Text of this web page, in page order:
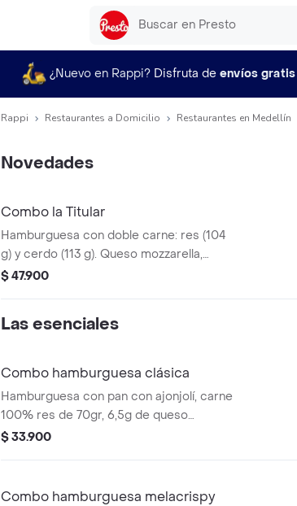
¿Nuevo en Rappi? Disfruta de envíos
Rappi Restaurantes a Domicilio Restaurantes en Medellín
Novedades
Combo la Titular
Hamburguesa con doble carne: res (104
g) y cerdo (113 g). Queso mozzarella,
tocineta, salsa Master de Bary: mayonesa
brioche.
$ 47.900
Las esenciales
Combo hamburguesa clásica
Hamburguesa con pan con ajonjolí, carne
100% res de 70gr, 6,5g de queso
cheddar, salsa de tomate y mostaza, con
pequeñas, una copa de salsa Presto y
$ 33.900
Combo hamburguesa melacrispy